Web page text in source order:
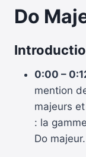
Do
0:00 –
mention
majeurs
: la
Do majeur.